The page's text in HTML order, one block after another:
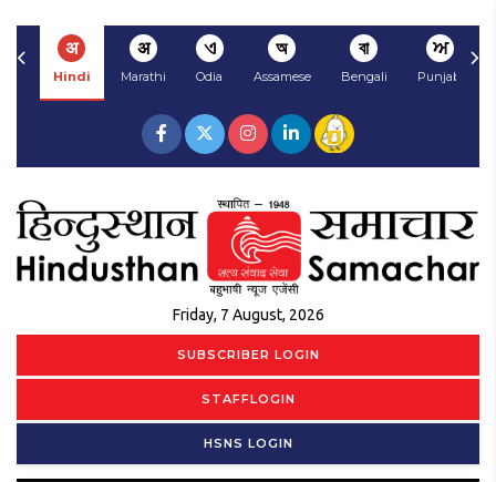
अ
Hindi
अ
Marathi
ଏ
Odia
অ
Assamese
বা
Bengali
ਅ
Punjabi
Friday, 7 August, 2026
SUBSCRIBER LOGIN
STAFFLOGIN
HSNS LOGIN